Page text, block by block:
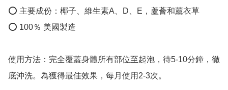
⭕️ 主要成份：椰子、維生素A、D、E，蘆薈和薰衣草
⭕️ 100％ 美國製造
使用方法：完全覆蓋身體所有部位至起泡，待5-10分鐘，徹
底沖洗。為獲得最佳效果，每月使用2-3次。